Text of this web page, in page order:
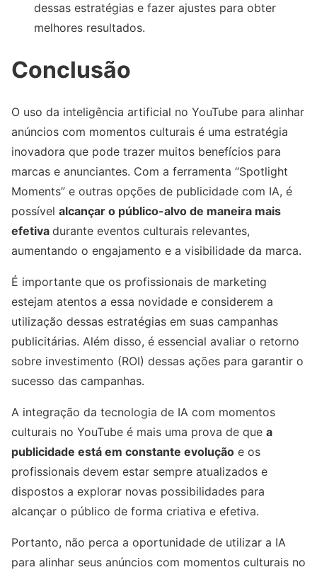
dessas estratégias e fazer ajustes para obter
melhores resultados.
Conclusão
O uso da inteligência artificial no YouTube para alinhar
anúncios com momentos culturais é uma estratégia
inovadora que pode trazer muitos benefícios para
marcas e anunciantes. Com a ferramenta “Spotlight
Moments” e outras opções de publicidade com IA, é
possível alcançar o público-alvo de maneira mais
efetiva durante eventos culturais relevantes,
aumentando o engajamento e a visibilidade da marca.
É importante que os profissionais de marketing
estejam atentos a essa novidade e considerem a
utilização dessas estratégias em suas campanhas
publicitárias. Além disso, é essencial avaliar o retorno
sobre investimento (ROI) dessas ações para garantir o
sucesso das campanhas.
A integração da tecnologia de IA com momentos
culturais no YouTube é mais uma prova de que a
publicidade está em constante evolução e os
profissionais devem estar sempre atualizados e
dispostos a explorar novas possibilidades para
alcançar o público de forma criativa e efetiva.
Portanto, não perca a oportunidade de utilizar a IA
para alinhar seus anúncios com momentos culturais no